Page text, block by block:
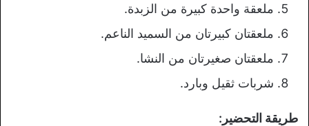
ملعقة واحدة كبيرة من الزبدة.
ملعقتان كبيرتان من السميد الناعم.
ملعقتان صغيرتان من النشا.
شربات ثقيل وبارد.
طريقة التحضير: